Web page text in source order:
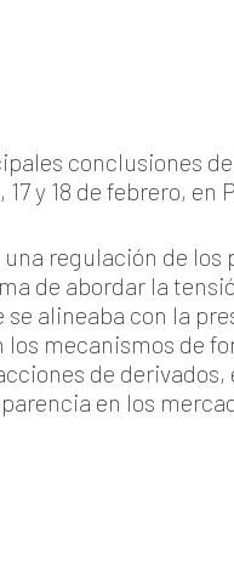
conclusiones
y 18 de febrero, en
regulación de
de abordar la
se alineaba con la
mecanismos de
de
en los